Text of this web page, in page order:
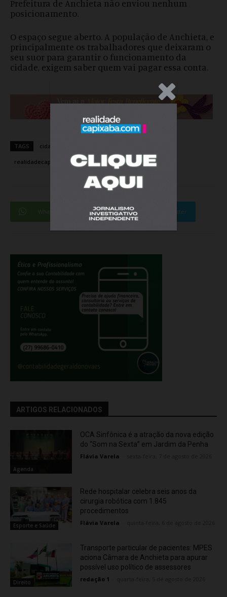
Prefeitura de Anchieta não enviou nenhum
posicionamento.
O espaço segue aberto. A população de Anchieta, e
principalmente os trabalhadores que deixaram o
seu suor para garantir o funcionamento da
cidade, exigem saber quem vai pagar essa conta.
TAGS cidades
realidadecapixaba
Facebook Twitter
ARTIGOS RELACIONADOS
Agenda
OCA Sinfônica é a atração da nova edição
do “Som na Sexta” em Jardim da Penha
Flávia Varela
Esporte e Saúde
Rede hospitalar celebra seis anos da
cirurgia robótica com 1.845
procedimentos
Flávia Varela
Direito
Transporte particular de pacientes: MPES
aciona Câmara de Anchieta para apurar
possível uso político de assessores
redação 1